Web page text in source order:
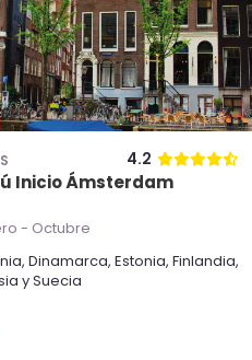
4.2
Inicio Ámsterdam
- Octubre
, Dinamarca, Estonia, Finlandia,
ySuecia